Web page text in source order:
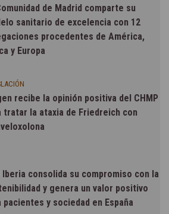
de Madrid comparte su
sanitario de excelencia con 12
procedentes de América,
y Europa
recibe la opinión positiva del CHMP
tratar la ataxia de Friedreich con
Iberia consolida su compromiso con la
y genera un valor positivo
pacientes y sociedad en España